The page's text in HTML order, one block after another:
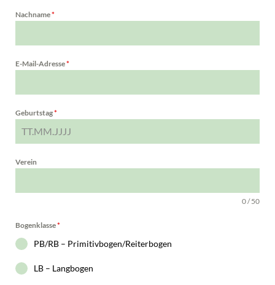
Nachname*
E-Mail-Adresse*
Geburtstag*
Verein
0 / 50
Bogenklasse*
PB/RB – Primitivbogen/Reiterbogen
LB – Langbogen